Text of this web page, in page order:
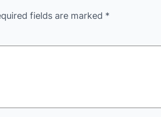
fields are marked *